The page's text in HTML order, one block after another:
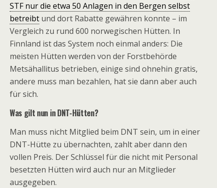
STF nur die etwa 50 Anlagen in den Bergen selbst
betreibt und dort Rabatte gewähren konnte – im
Vergleich zu rund 600 norwegischen Hütten. In
Finnland ist das System noch einmal anders: Die
meisten Hütten werden von der Forstbehörde
Metsähallitus betrieben, einige sind ohnehin gratis,
andere muss man bezahlen, hat sie dann aber auch
für sich.
Was gilt nun in DNT-Hütten?
Man muss nicht Mitglied beim DNT sein, um in einer
DNT-Hütte zu übernachten, zahlt aber dann den
vollen Preis. Der Schlüssel für die nicht mit Personal
besetzten Hütten wird auch nur an Mitglieder
ausgegeben.